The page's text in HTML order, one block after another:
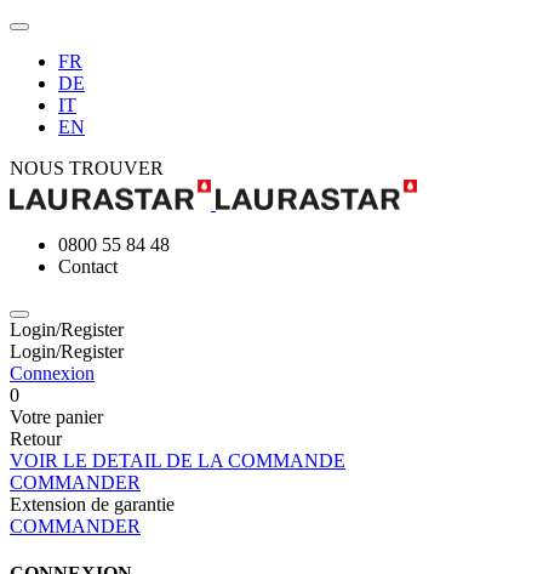
FR
DE
IT
EN
NOUS TROUVER
0800 55 84 48
Contact
Login/Register
Login/Register
Connexion
0
Votre panier
Retour
VOIR LE DETAIL DE LA COMMANDE
COMMANDER
Extension de garantie
COMMANDER